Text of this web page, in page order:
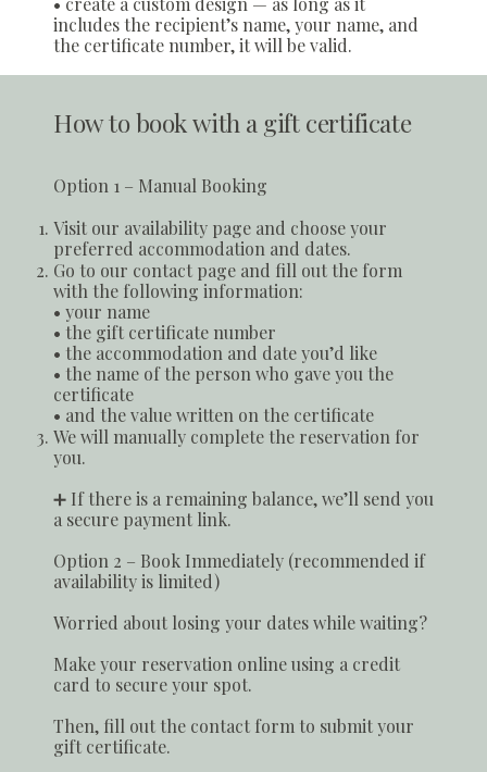
includes the recipient’s name, your name, and
the certificate number, it will be valid.
How to book with a gift certificate
Option 1 – Manual Booking
Visit our availability page and choose your
preferred accommodation and dates.
Go to our contact page and fill out the form
with the following information:
• your name
• the gift certificate number
• the accommodation and date you’d like
• the name of the person who gave you the
certificate
• and the value written on the certificate
We will manually complete the reservation for
you.
➕ If there is a remaining balance, we’ll send you
a secure payment link.
Option 2 – Book Immediately (recommended if
availability is limited)
Worried about losing your dates while waiting?
Make your reservation online using a credit
card to secure your spot.
Then, fill out the contact form to submit your
gift certificate.